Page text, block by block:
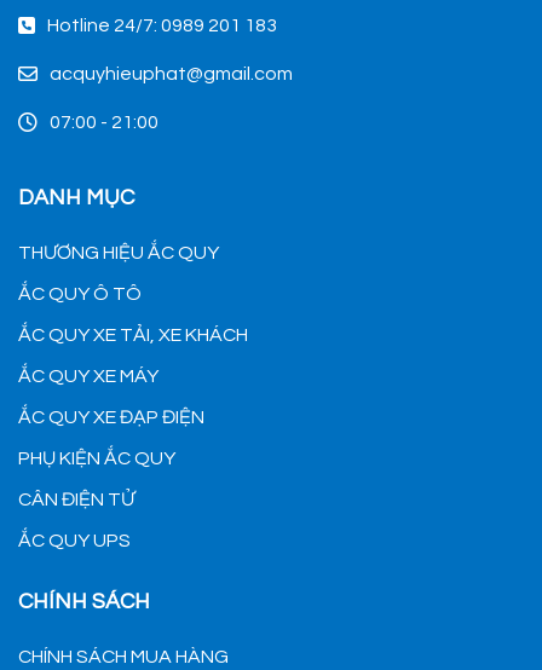
Hotline 24/7: 0989 201 183
acquyhieuphat@gmail.com
07:00 - 21:00
DANH MỤC
THƯƠNG HIỆU ẮC QUY
ẮC QUY Ô TÔ
ẮC QUY XE TẢI, XE KHÁCH
ẮC QUY XE MÁY
ẮC QUY XE ĐẠP ĐIỆN
PHỤ KIỆN ẮC QUY
CÂN ĐIỆN TỬ
ẮC QUY UPS
CHÍNH SÁCH
CHÍNH SÁCH MUA HÀNG